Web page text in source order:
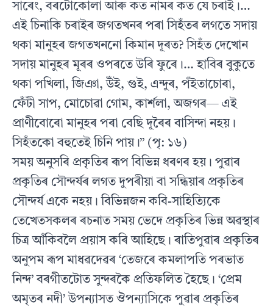
সাৰেং, বৰটোকোলা আৰু কত নামৰ কত যে চৰাই।…
এই চিনাকি চৰাইৰ জগতখনৰ পৰা সিহঁতৰ লগতে সদায়
থকা মানুহৰ জগতখননো কিমান দূৰত? সিহঁত দেখোন
সদায় মানুহৰ মূৰৰ ওপৰতে উৰি ফুৰে।… হাবিৰ বুকুতে
থকা পখিলা, জিঞা, উঁই, গুই, এন্দুৰ, পঁইতাচোৰা,
ফেঁটী সাপ, মোচোৱা গোম, কাৰ্শলা, অজগৰ— এই
প্ৰাণীবোৰো মানুহৰ পৰা বেছি দূৰৈৰ বাসিন্দা নহয়।
সিহঁতকো বহুতেই চিনি পায়।” (পৃ: ১৬)
সময় অনুসৰি প্ৰকৃতিৰ ৰূপ বিভিন্ন ধৰণৰ হয়। পুৱাৰ
প্ৰকৃতিৰ সৌন্দৰ্যৰ লগত দুপৰীয়া বা সন্ধিয়াৰ প্ৰকৃতিৰ
সৌন্দৰ্য একে নহয়। বিভিন্নজন কবি-সাহিত্যিকে
তেখেতসকলৰ ৰচনাত সময় ভেদে প্ৰকৃতিৰ ভিন্ন অৱস্থাৰ
চিত্ৰ আঁকিবলৈ প্ৰয়াস কৰি আহিছে। ৰাতিপুৱাৰ প্ৰকৃতিৰ
অনুপম ৰূপ মাধৱদেৱৰ ‘তেজৰে কমলাপতি পৰভাত
নিন্দ’ বৰগীতটোত সুন্দৰকৈ প্ৰতিফলিত হৈছে। ‘প্ৰেম
অমৃতৰ নদী’ উপন্যাসত ঔপন্যাসিকে পুৱাৰ প্ৰকৃতিৰ